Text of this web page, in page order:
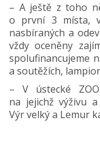
– A ještě z toho
o první 3 místa,
nasbíraných a
vždy oceněny
spolufinancujeme
a soutěžích,
– V ústecké
na jejichž výživu
Výr velký a Lemur